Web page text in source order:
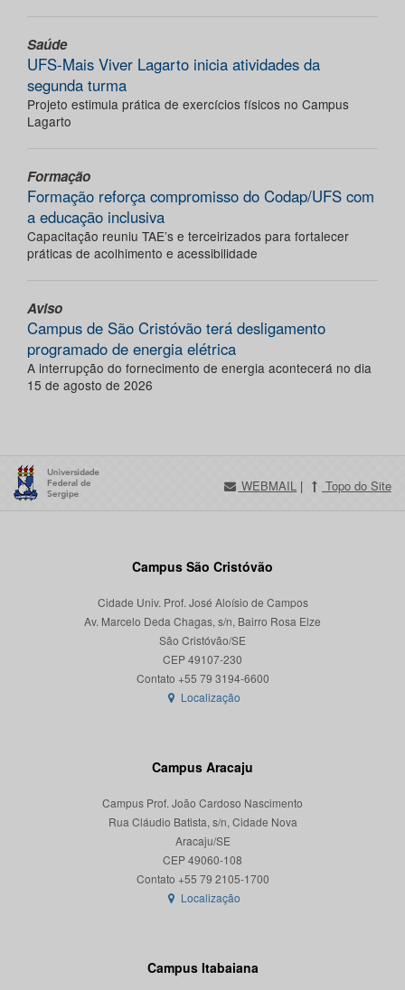
Saúde
UFS-Mais Viver Lagarto inicia atividades da
segunda turma
Projeto estimula prática de exercícios físicos no Campus
Lagarto
Formação
Formação reforça compromisso do Codap/UFS com
a educação inclusiva
Capacitação reuniu TAE’s e terceirizados para fortalecer
práticas de acolhimento e acessibilidade
Aviso
Campus de São Cristóvão terá desligamento
programado de energia elétrica
A interrupção do fornecimento de energia acontecerá no dia
15 de agosto de 2026
WEBMAIL | Topo do Site
Campus São Cristóvão
Cidade Univ. Prof. José Aloísio de Campos
Av. Marcelo Deda Chagas, s/n, Bairro Rosa Elze
São Cristóvão/SE
CEP 49107-230
Localização
Campus Aracaju
Campus Prof. João Cardoso Nascimento
Rua Cláudio Batista, s/n, Cidade Nova
Aracaju/SE
CEP 49060-108
Localização
Campus Itabaiana